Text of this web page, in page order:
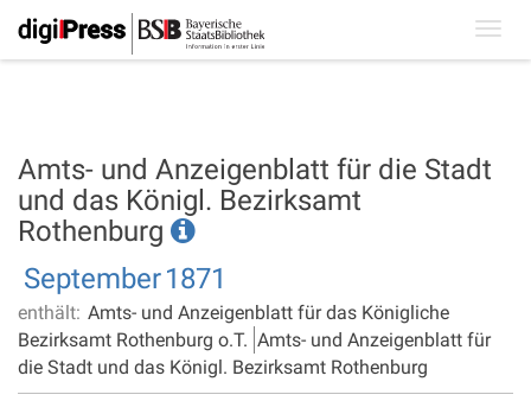
Amts- und Anzeigenblatt für die Stadt
und das Königl. Bezirksamt
Rothenburg
September1871
enthält: Amts- und Anzeigenblatt für das Königliche
Bezirksamt Rothenburg o.T. Amts- und Anzeigenblatt für
die Stadt und das Königl. Bezirksamt Rothenburg